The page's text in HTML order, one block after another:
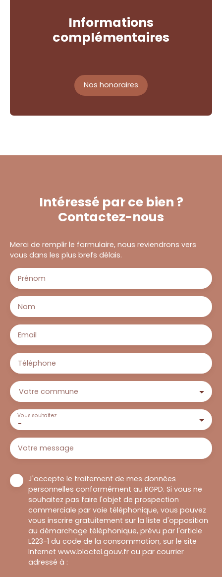
Informations
complémentaires
Nos honoraires
Intéressé par ce bien ?
Contactez-nous
Merci de remplir le formulaire, nous reviendrons vers
vous dans les plus brefs délais.
Prénom
Nom
Email
Téléphone
Votre commune
-
Vous souhaitez
Votre message
J'accepte le traitement de mes données
personnelles conformément au RGPD. Si vous ne
souhaitez pas faire l'objet de prospection
commerciale par voie téléphonique, vous pouvez
vous inscrire gratuitement sur la liste d'opposition
au démarchage téléphonique, prévu par l'article
L223-1 du code de la consommation, sur le site
Internet www.bloctel.gouv.fr ou par courrier
adressé à :